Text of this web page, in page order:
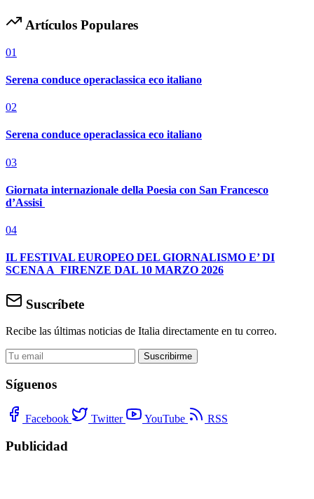
Artículos Populares
01
Serena conduce operaclassica eco italiano
02
Serena conduce operaclassica eco italiano
03
Giornata internazionale della Poesia con San Francesco
d’Assisi
04
IL FESTIVAL EUROPEO DEL GIORNALISMO E’ DI
SCENA A FIRENZE DAL 10 MARZO 2026
Suscríbete
Recibe las últimas noticias de Italia directamente en tu correo.
Suscribirme
Síguenos
Facebook Twitter YouTube RSS
Publicidad